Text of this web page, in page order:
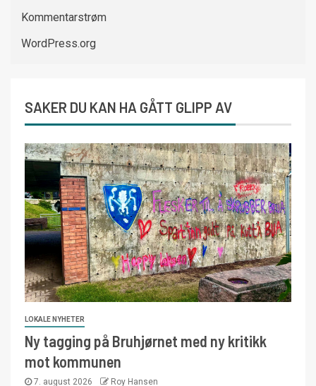
Kommentarstrøm
WordPress.org
SAKER DU KAN HA GÅTT GLIPP AV
LOKALE NYHETER
Ny tagging på Bruhjørnet med ny kritikk
mot kommunen
7. august 2026 Roy Hansen